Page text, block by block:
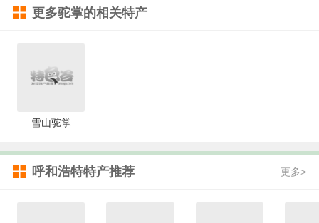
更多驼掌的相关特产
雪山驼掌
呼和浩特特产推荐 更多>